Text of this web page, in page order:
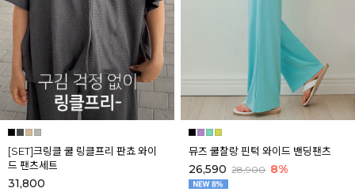
[SET]크링클 쿨 링클프리 판쵸 와이
드 팬츠세트
31,800
뮤즈 쿨찰랑 핀턱 와이드 밴딩팬츠
26,590 28,900 8%